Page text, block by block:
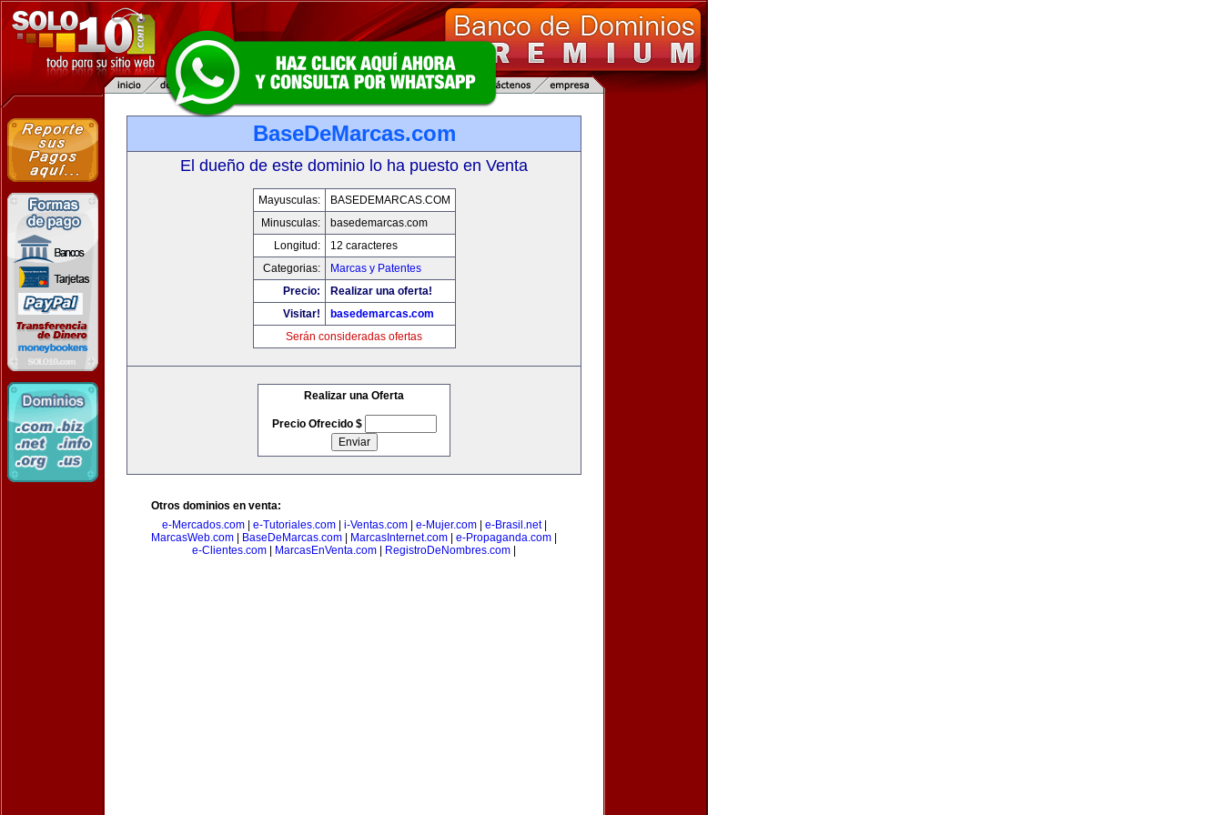
BaseDeMarcas.com
El dueño de este dominio lo ha puesto en Venta
Mayusculas:
BASEDEMARCAS.COM
Minusculas:
basedemarcas.com
Longitud:
12 caracteres
Categorias:
Marcas y Patentes
Precio:
Realizar una oferta!
Visitar!
basedemarcas.com
Serán consideradas ofertas
Realizar una Oferta
Precio Ofrecido $
Otros dominios en venta:
e-Mercados.com| e-Tutoriales.com| i-Ventas.com| e-Mujer.com| e-Brasil.net|
MarcasWeb.com
BaseDeMarcas.com MarcasInternet.com e-Propaganda.com
e-Clientes.com
MarcasEnVenta.com RegistroDeNombres.com